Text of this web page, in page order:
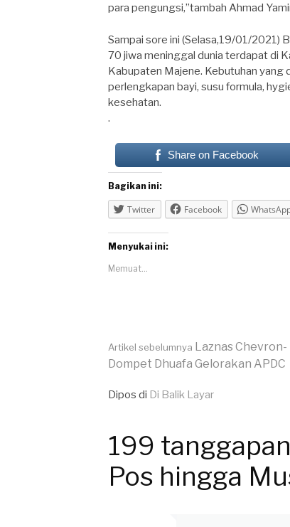
para pengungsi,”tambah Ahmad
Sampai sore ini (Selasa,19/01/2021)
70 jiwa meninggal dunia terdapat di
Kabupaten Majene. Kebutuhan yang
perlengkapan bayi, susu formula,
kesehatan.
.
Share on Facebook
Bagikan ini:
Twitter Facebook
Menyukai ini:
Memuat...
Lanjut
Membaca
Artikel sebelumnya Laznas Chevron-
Dompet Dhuafa Gelorakan APDC
Dipos di Di Balik Layar
Dhuafa
199
Pos hingga